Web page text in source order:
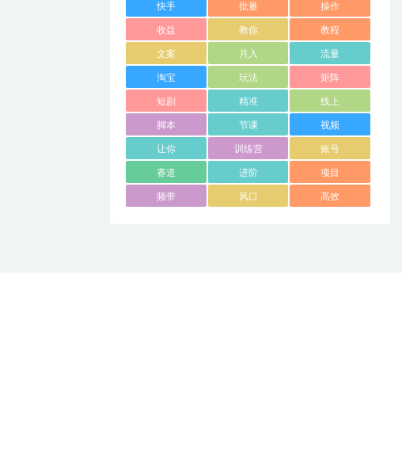
快手 批量 操作
收益 教你 教程
文案 月入 流量
淘宝 玩法 矩阵
短剧 精准 线上
脚本 节课 视频
让你 训练营 账号
赛道 进阶 项目
频带 风口 高效